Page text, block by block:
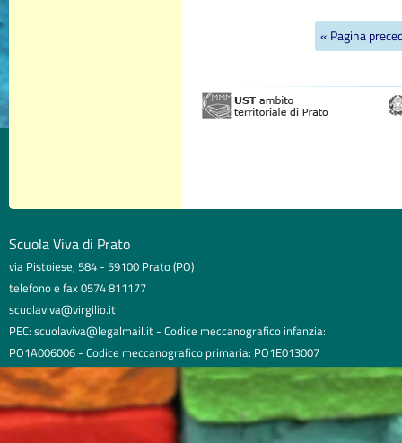
« Pagina
Scuola Viva di Prato
via Pistoiese, 584 - 59100 Prato (PO)
telefono e fax 0574 811177
scuolaviva@virgilio.it
PEC: scuolaviva@legalmail.it - Codice meccanografico infanzia:
PO1A006006 - Codice meccanografico primaria: PO1E013007